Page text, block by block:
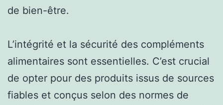
de bien-être.
L’intégrité et la sécurité des compléments
alimentaires sont essentielles. C’est crucial
de opter pour des produits issus de sources
fiables et conçus selon des normes de